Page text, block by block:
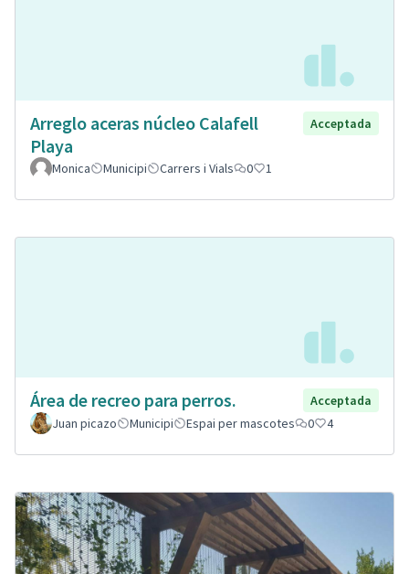
Arreglo aceras núcleo Calafell
Playa
Acceptada
Monica Municipi Carrers i Vials 0 1
Área de recreo para perros.
Acceptada
Juan picazo
Municipi Espai per mascotes 0 4